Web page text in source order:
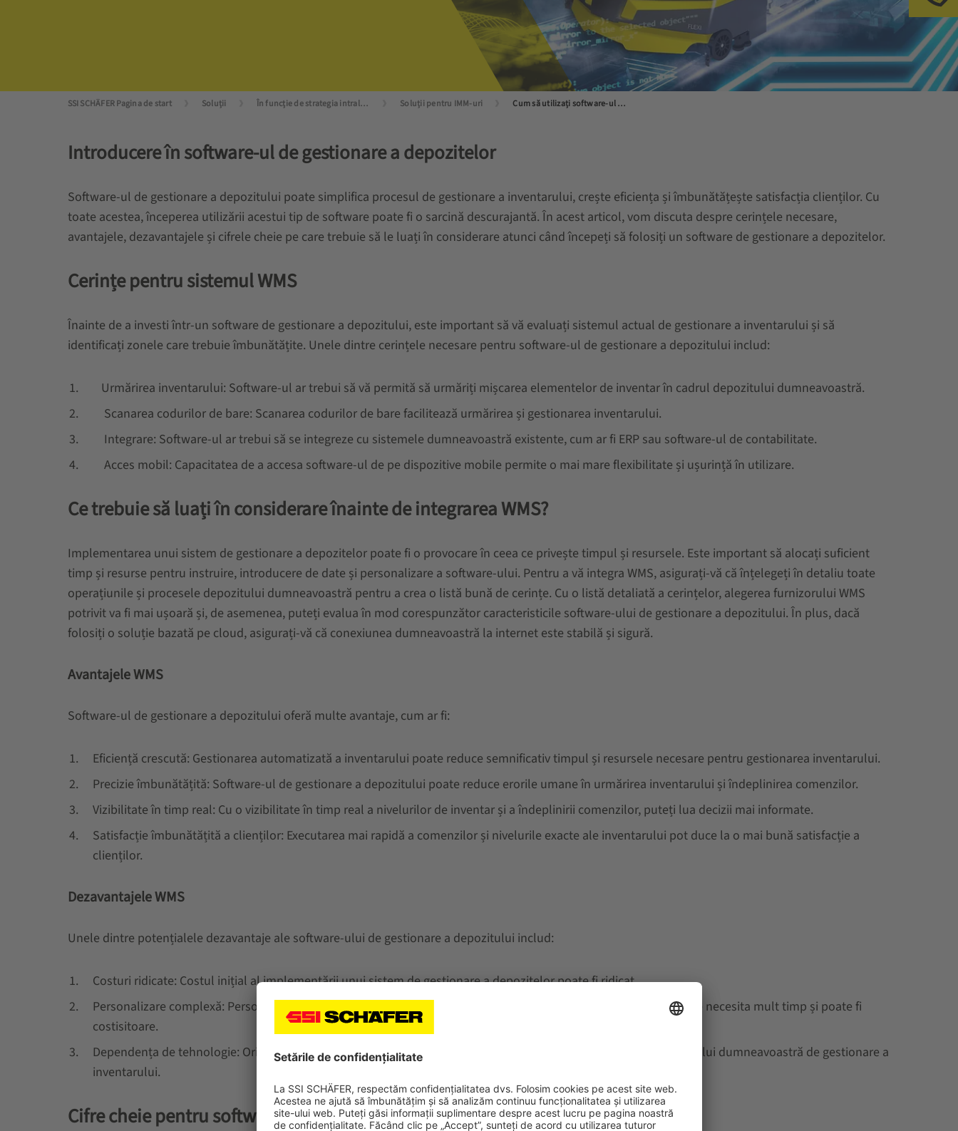
SSI SCHÄFER Pagina de start Soluții În funcție de strategia intralogistică Soluții pentru IMM-uri Cum să utilizați software-ul de gestionare a depozitelor?
Introducere în software-ul de gestionare a depozitelor
Software-ul de gestionare a depozitului poate simplifica procesul de gestionare a inventarului, crește eficiența și îmbunătățește satisfacția clienților. Cu
toate acestea, începerea utilizării acestui tip de software poate fi o sarcină descurajantă. În acest articol, vom discuta despre cerințele necesare,
avantajele, dezavantajele și cifrele cheie pe care trebuie să le luați în considerare atunci când începeți să folosiți un software de gestionare a depozitelor.
Cerințe pentru sistemul WMS
Înainte de a investi într-un software de gestionare a depozitului, este important să vă evaluați sistemul actual de gestionare a inventarului și să
identificați zonele care trebuie îmbunătățite. Unele dintre cerințele necesare pentru software-ul de gestionare a depozitului includ:
Urmărirea inventarului: Software-ul ar trebui să vă permită să urmăriți mișcarea elementelor de inventar în cadrul depozitului dumneavoastră.
Scanarea codurilor de bare: Scanarea codurilor de bare facilitează urmărirea și gestionarea inventarului.
Integrare: Software-ul ar trebui să se integreze cu sistemele dumneavoastră existente, cum ar fi ERP sau software-ul de contabilitate.
Acces mobil: Capacitatea de a accesa software-ul de pe dispozitive mobile permite o mai mare flexibilitate și ușurință în utilizare.
Ce trebuie să luați în considerare înainte de integrarea WMS?
Implementarea unui sistem de gestionare a depozitelor poate fi o provocare în ceea ce privește timpul și resursele. Este important să alocați suficient
timp și resurse pentru instruire, introducere de date și personalizare a software-ului. Pentru a vă integra WMS, asigurați-vă că înțelegeți în detaliu toate
operațiunile și procesele depozitului dumneavoastră pentru a crea o listă bună de cerințe. Cu o listă detaliată a cerințelor, alegerea furnizorului WMS
potrivit va fi mai ușoară și, de asemenea, puteți evalua în mod corespunzător caracteristicile software-ului de gestionare a depozitului. În plus, dacă
folosiți o soluție bazată pe cloud, asigurați-vă că conexiunea dumneavoastră la internet este stabilă și sigură.
Avantajele WMS
Software-ul de gestionare a depozitului oferă multe avantaje, cum ar fi:
Eficiență crescută: Gestionarea automatizată a inventarului poate reduce semnificativ timpul și resursele necesare pentru gestionarea inventarului.
Precizie îmbunătățită: Software-ul de gestionare a depozitului poate reduce erorile umane în urmărirea inventarului și îndeplinirea comenzilor.
Vizibilitate în timp real: Cu o vizibilitate în timp real a nivelurilor de inventar și a îndeplinirii comenzilor, puteți lua decizii mai informate.
Satisfacție îmbunătățită a clienților: Executarea mai rapidă a comenzilor și nivelurile exacte ale inventarului pot duce la o mai bună satisfacție a
clienților.
Dezavantajele WMS
Unele dintre potențialele dezavantaje ale software-ului de gestionare a depozitului includ:
Costuri ridicate: Costul inițial al implementării unui sistem de gestionare a depozitelor poate fi ridicat.
Personalizare complexă: Personalizarea software-ului pentru a răspunde nevoilor dumneavoastră specifice poate necesita mult timp și poate fi
costisitoare.
Dependența de tehnologie: Orice timp de nefuncționare sau probleme tehnice pot duce la întreruperi ale procesului dumneavoastră de gestionare a
inventarului.
Cifre cheie pentru software-ul WMS